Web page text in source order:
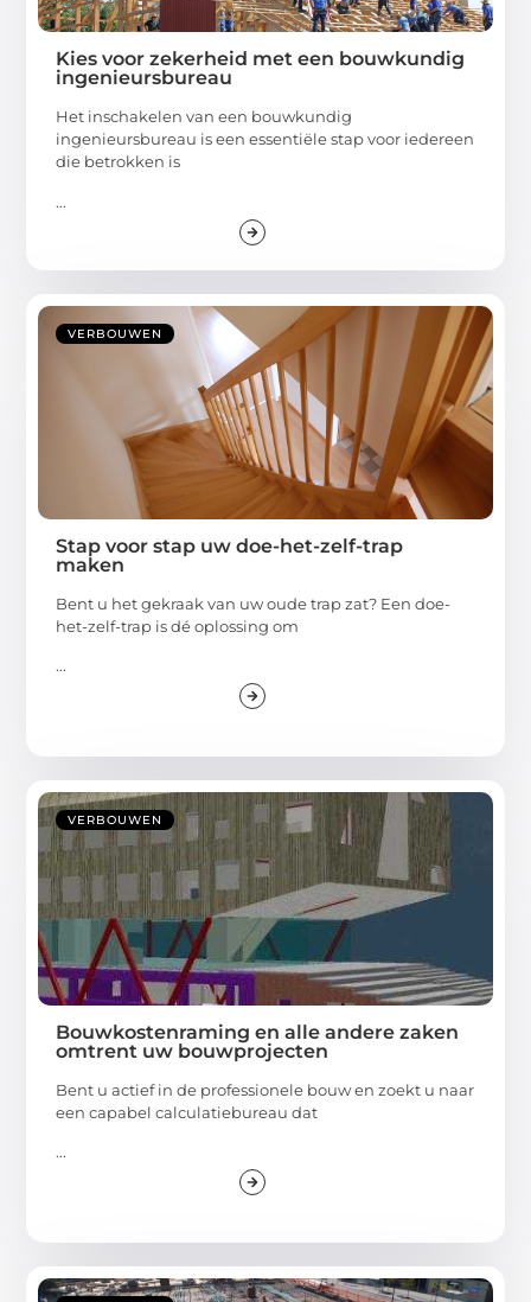
Kies voor zekerheid met een bouwkundig
ingenieursbureau
Het inschakelen van een bouwkundig
ingenieursbureau is een essentiële stap voor iedereen
die betrokken is
...
VERBOUWEN
Stap voor stap uw doe-het-zelf-trap
maken
Bent u het gekraak van uw oude trap zat? Een doe-
het-zelf-trap is dé oplossing om
...
VERBOUWEN
Bouwkostenraming en alle andere zaken
omtrent uw bouwprojecten
Bent u actief in de professionele bouw en zoekt u naar
een capabel calculatiebureau dat
...